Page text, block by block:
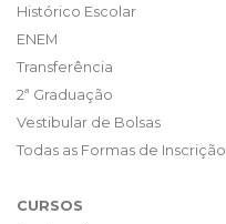
Histórico Escolar
ENEM
Transferência
2ª Graduação
Vestibular de Bolsas
Todas as Formas de Inscrição
CURSOS